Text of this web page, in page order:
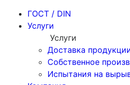
ГОСТ / DIN
Услуги
Услуги
Доставка
Собственное
Испытания на